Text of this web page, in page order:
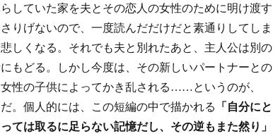
していた家を夫とその恋人の女性のために明け渡す
りげないので、一度読んだだけだと素通りしてしま
しくなる。それでも夫と別れたあと、主人公は別の
もどる。しかし今度は、その新しいパートナーとの
性の子供によってかき乱される……というのが、
。個人的には、この短編の中で描かれる
「自分にと
ては取るに足らない記憶だし、その逆もまた然り」